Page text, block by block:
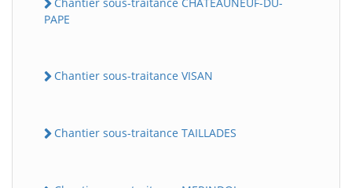
PAPE
Chantier sous-traitance VISAN
Chantier sous-traitance TAILLADES